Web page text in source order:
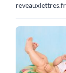
reveauxlettres.fr